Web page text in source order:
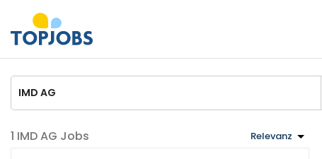
IMD AG Jobs Relevanz